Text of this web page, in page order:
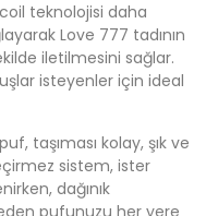
teknolojisi daha
Love 777 tadının
iletilmesini sağlar.
isteyenler için ideal
taşıması kolay, şık ve
sistem, ister
dağınık